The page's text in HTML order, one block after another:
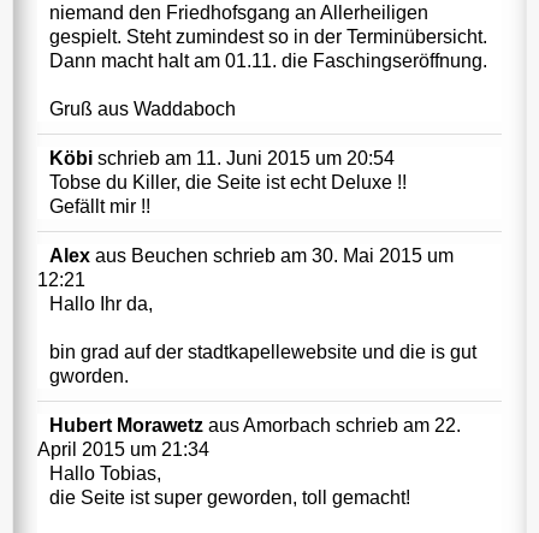
niemand den Friedhofsgang an Allerheiligen
gespielt. Steht zumindest so in der Terminübersicht.
Dann macht halt am 01.11. die Faschingseröffnung.
Gruß aus Waddaboch
Köbi schrieb am 11. Juni 2015 um 20:54
Tobse du Killer, die Seite ist echt Deluxe !!
Gefällt mir !!
Alex aus Beuchen schrieb am 30. Mai 2015 um
12:21
Hallo Ihr da,
bin grad auf der stadtkapellewebsite und die is gut
gworden.
Hubert Morawetz ausAmorbach schrieb am 22.
April 2015 um 21:34
Hallo Tobias,
die Seite ist super geworden, toll gemacht!